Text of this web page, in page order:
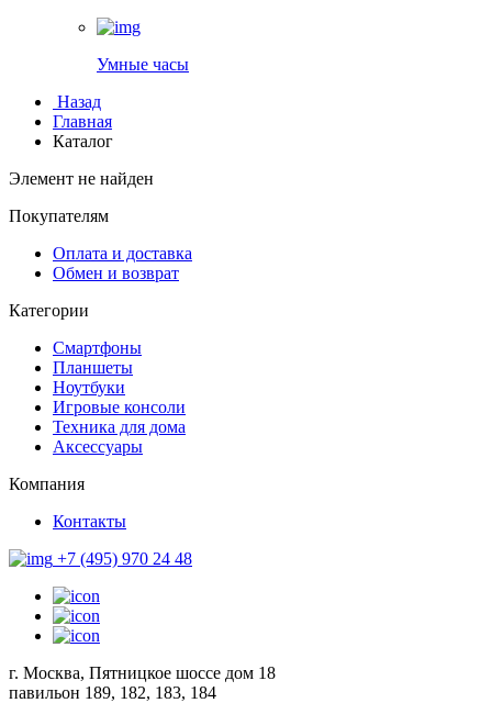
Умные часы
Назад
Главная
Каталог
Элемент не найден
Покупателям
Оплата и доставка
Обмен и возврат
Категории
Смартфоны
Планшеты
Ноутбуки
Игровые консоли
Техника для дома
Аксессуары
Компания
Контакты
+7 (495) 970 24 48
г. Москва, Пятницкое шоссе дом 18
павильон 189, 182, 183, 184